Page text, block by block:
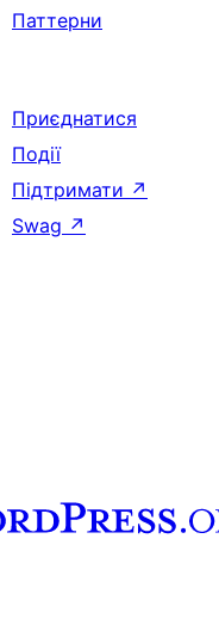
Паттерни
Приєднатися
Події
Підтримати ↗
Swag ↗
account